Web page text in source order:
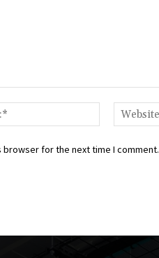
Email:*
browser for the next time I comment.